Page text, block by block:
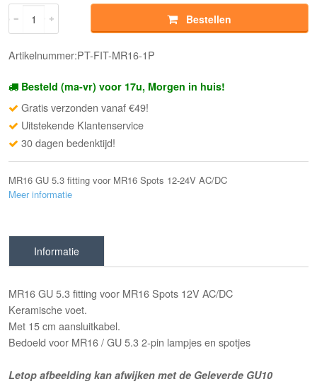
Bestellen
Artikelnummer:PT-FIT-MR16-1P
Besteld (ma-vr) voor 17u, Morgen in huis!
Gratis verzonden vanaf €49!
Uitstekende Klantenservice
30 dagen bedenktijd!
MR16 GU 5.3 fitting voor MR16 Spots 12-24V AC/DC
Meer informatie
Informatie
MR16 GU 5.3 fitting voor MR16 Spots 12V AC/DC
Keramische voet.
Met 15 cm aansluitkabel.
Bedoeld voor MR16 / GU 5.3 2-pin lampjes en spotjes
Letop afbeelding kan afwijken met de Geleverde GU10